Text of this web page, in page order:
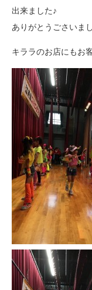
出来ました♪
ありがとうごさいま
キララのお店にもお